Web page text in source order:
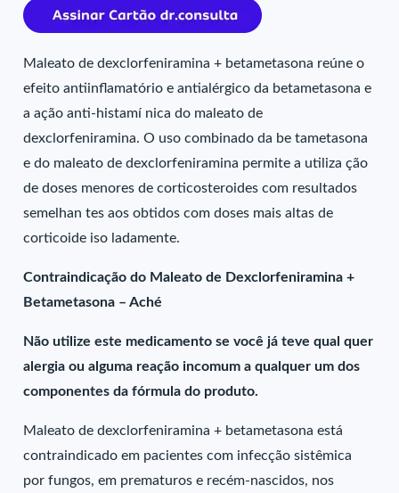
Maleato de dexclorfeniramina + betametasona reúne o
efeito antiinflamatório e antialérgico da betametasona e
a ação anti-histamí nica do maleato de
dexclorfeniramina. O uso combinado da be tametasona
e do maleato de dexclorfeniramina permite a utiliza ção
de doses menores de corticosteroides com resultados
semelhan tes aos obtidos com doses mais altas de
corticoide iso ladamente.
Contraindicação do Maleato de Dexclorfeniramina +
Betametasona – Aché
Não utilize este medicamento se você já teve qual quer
alergia ou alguma reação incomum a qualquer um dos
componentes da fórmula do produto.
Maleato de dexclorfeniramina + betametasona está
contraindicado em pacientes com infecção sistêmica
por fungos, em prematuros e recém-nascidos, nos